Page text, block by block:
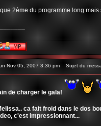
2ème du programme long
Nov 05, 2007 3:36 pm Sujet du
de charger le gala!
ca fait froid dans le dos
c'est impressionnant...